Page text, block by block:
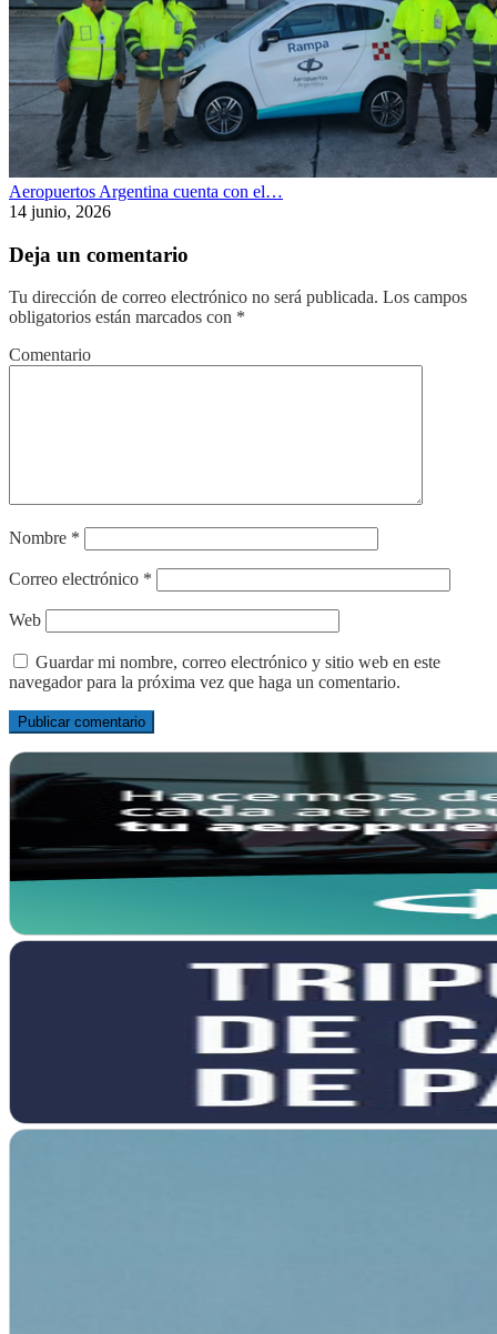
Aeropuertos Argentina cuenta con el…
14 junio, 2026
Deja un comentario
Tu dirección de correo electrónico no será publicada. Los campos
obligatorios están marcados con *
Comentario
Nombre *
Correo electrónico *
Web
Guardar mi nombre, correo electrónico y sitio web en este
navegador para la próxima vez que haga un comentario.